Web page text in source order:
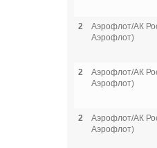
2
Аэрофлот/АК
Аэрофлот)
2
Аэрофлот/АК
Аэрофлот)
2
Аэрофлот/АК
Аэрофлот)